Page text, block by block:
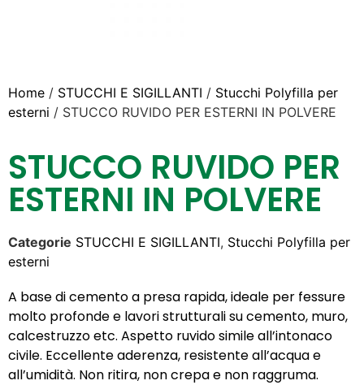
Home / STUCCHI E SIGILLANTI / Stucchi Polyfilla per
esterni / STUCCO RUVIDO PER ESTERNI IN POLVERE
STUCCO RUVIDO PER
ESTERNI IN POLVERE
Categorie STUCCHI E SIGILLANTI, Stucchi Polyfilla per
esterni
A base di cemento a presa rapida, ideale per fessure
molto profonde e lavori strutturali su cemento, muro,
calcestruzzo etc. Aspetto ruvido simile all’intonaco
civile. Eccellente aderenza, resistente all’acqua e
all’umidità. Non ritira, non crepa e non raggruma.